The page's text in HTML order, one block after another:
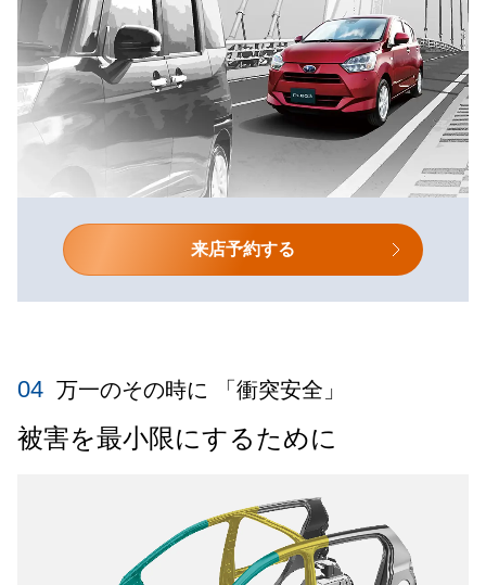
来店予約する
04 万一のその時に 「衝突安全」
被害を最小限にするために